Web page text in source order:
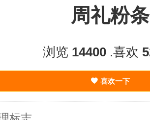
周礼粉条
浏览 14400 .喜欢
喜欢一下